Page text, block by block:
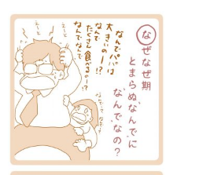
英語
習い事
知育
料理
マネー
健康